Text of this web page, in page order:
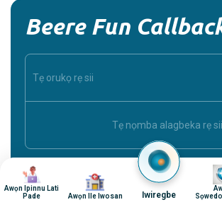
Beere Fun
aworan
Awọn Ipinnu Lati
Pade
aworan
Awọn Ile Iwosan Iwiregbe